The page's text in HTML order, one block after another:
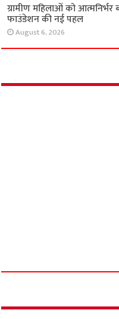
ग्रामीण महिलाओं को आत्मनिर्भर
फाउंडेशन की नई पहल
August 6, 2026